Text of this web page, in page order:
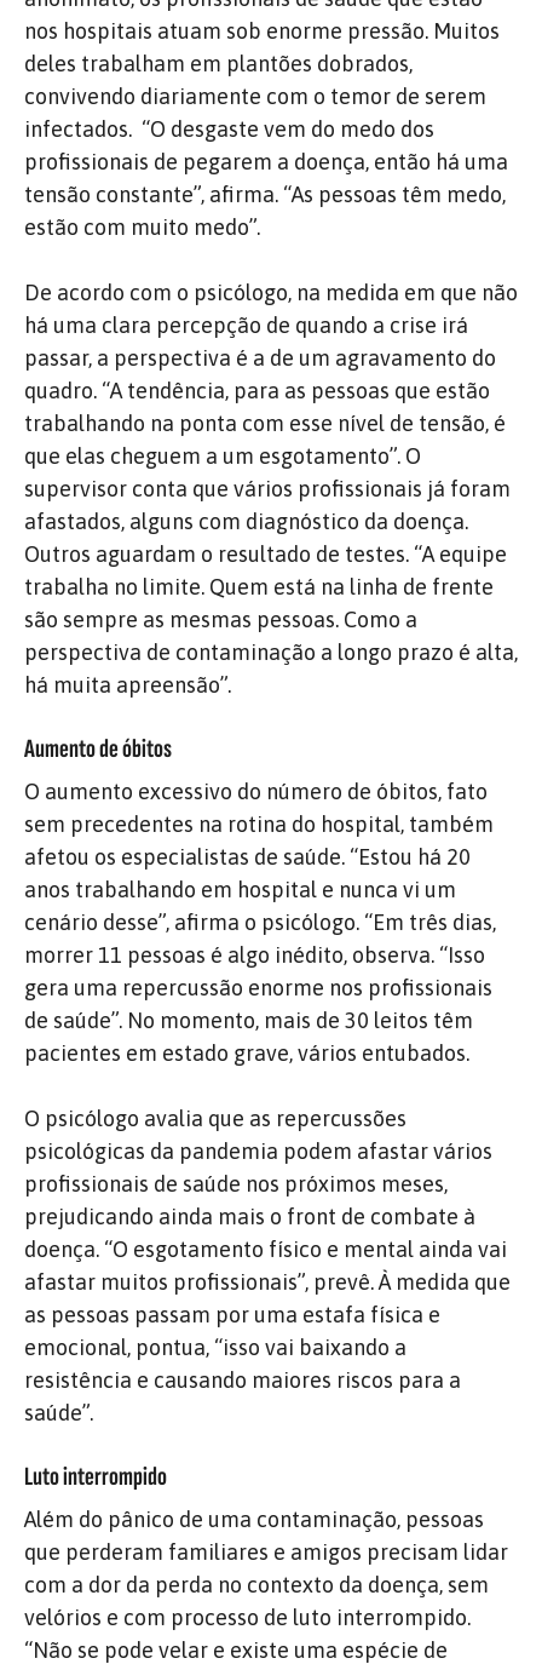
nos hospitais atuam sob enorme pressão. Muitos
deles trabalham em plantões dobrados,
convivendo diariamente com o temor de serem
infectados. “O desgaste vem do medo dos
profissionais de pegarem a doença, então há uma
tensão constante”, afirma. “As pessoas têm medo,
estão com muito medo”.
De acordo com o psicólogo, na medida em que não
há uma clara percepção de quando a crise irá
passar, a perspectiva é a de um agravamento do
quadro. “A tendência, para as pessoas que estão
trabalhando na ponta com esse nível de tensão, é
que elas cheguem a um esgotamento”. O
supervisor conta que vários profissionais já foram
afastados, alguns com diagnóstico da doença.
Outros aguardam o resultado de testes. “A equipe
trabalha no limite. Quem está na linha de frente
são sempre as mesmas pessoas. Como a
perspectiva de contaminação a longo prazo é alta,
há muita apreensão”.
Aumento de óbitos
O aumento excessivo do número de óbitos, fato
sem precedentes na rotina do hospital, também
afetou os especialistas de saúde. “Estou há 20
anos trabalhando em hospital e nunca vi um
cenário desse”, afirma o psicólogo. “Em três dias,
morrer 11 pessoas é algo inédito, observa. “Isso
gera uma repercussão enorme nos profissionais
de saúde”. No momento, mais de 30 leitos têm
pacientes em estado grave, vários entubados.
O psicólogo avalia que as repercussões
psicológicas da pandemia podem afastar vários
profissionais de saúde nos próximos meses,
prejudicando ainda mais o front de combate à
doença. “O esgotamento físico e mental ainda vai
afastar muitos profissionais”, prevê. À medida que
as pessoas passam por uma estafa física e
emocional, pontua, “isso vai baixando a
resistência e causando maiores riscos para a
saúde”.
Luto interrompido
Além do pânico de uma contaminação, pessoas
que perderam familiares e amigos precisam lidar
com a dor da perda no contexto da doença, sem
velórios e com processo de luto interrompido.
“Não se pode velar e existe uma espécie de